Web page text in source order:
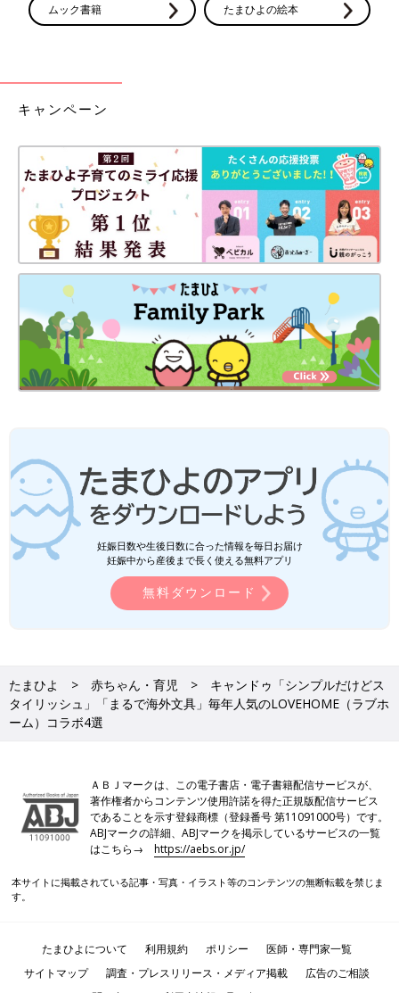
ムック書籍 たまひよの絵本
キャンペーン
妊娠日数や生後日数に合った情報を毎日お届け
妊娠中から産後まで長く使える無料アプリ
無料ダウンロード
たまひよ 赤ちゃん・育児
キャンドゥ「シンプルだけどス
タイリッシュ」「まるで海外文具」毎年人気のLOVEHOME（ラブホ
ーム）コラボ4選
ＡＢＪマークは、この電子書店・電子書籍配信サービスが、
著作権者からコンテンツ使用許諾を得た正規版配信サービス
であることを示す登録商標（登録番号 第11091000号）です。
ABJマークの詳細、ABJマークを掲示しているサービスの一覧
はこちら→https://aebs.or.jp/
本サイトに掲載されている記事・写真・イラスト等のコンテンツの無断転載を禁じま
す。
たまひよについて 利用規約 ポリシー
医師・専門家一覧
サイトマップ
調査・プレスリリース・メディア掲載
広告のご相談